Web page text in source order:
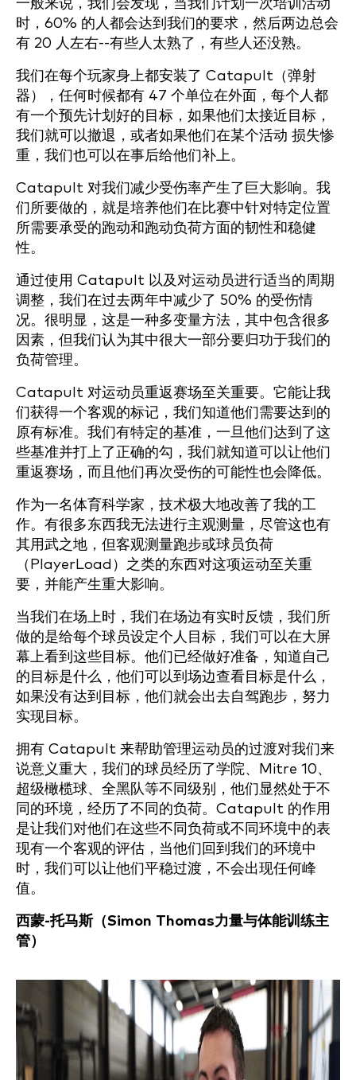
一般来说，我们会发现，当我们计划一次培训活动
时，60% 的人都会达到我们的要求，然后两边总会
有 20 人左右--有些人太熟了，有些人还没熟。
我们在每个玩家身上都安装了 Catapult（弹射
器），任何时候都有 47 个单位在外面，每个人都
有一个预先计划好的目标，如果他们太接近目标，
我们就可以撤退，或者如果他们在某个活动 损失惨
重，我们也可以在事后给他们补上。
Catapult 对我们减少受伤率产生了巨大影响。我
们所要做的，就是培养他们在比赛中针对特定位置
所需要承受的跑动和跑动负荷方面的韧性和稳健
性。
通过使用 Catapult 以及对运动员进行适当的周期
调整，我们在过去两年中减少了 50% 的受伤情
况。很明显，这是一种多变量方法，其中包含很多
因素，但我们认为其中很大一部分要归功于我们的
负荷管理。
Catapult 对运动员重返赛场至关重要。它能让我
们获得一个客观的标记，我们知道他们需要达到的
原有标准。我们有特定的基准，一旦他们达到了这
些基准并打上了正确的勾，我们就知道可以让他们
重返赛场，而且他们再次受伤的可能性也会降低。
作为一名体育科学家，技术极大地改善了我的工
作。有很多东西我无法进行主观测量，尽管这也有
其用武之地，但客观测量跑步或球员负荷
（PlayerLoad）之类的东西对这项运动至关重
要，并能产生重大影响。
当我们在场上时，我们在场边有实时反馈，我们所
做的是给每个球员设定个人目标，我们可以在大屏
幕上看到这些目标。他们已经做好准备，知道自己
的目标是什么，他们可以到场边查看目标是什么，
如果没有达到目标，他们就会出去自驾跑步，努力
实现目标。
拥有 Catapult 来帮助管理运动员的过渡对我们来
说意义重大，我们的球员经历了学院、Mitre 10、
超级橄榄球、全黑队等不同级别，他们显然处于不
同的环境，经历了不同的负荷。Catapult 的作用
是让我们对他们在这些不同负荷或不同环境中的表
现有一个客观的评估，当他们回到我们的环境中
时，我们可以让他们平稳过渡，不会出现任何峰
值。
西蒙-托马斯（Simon Thomas力量与体能训练主
管）